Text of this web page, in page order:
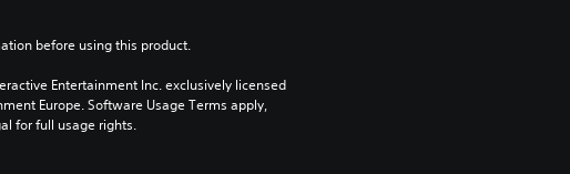
before using this product.
Entertainment Inc. exclusively licensed
Europe. Software Usage Terms apply,
for full usage rights.